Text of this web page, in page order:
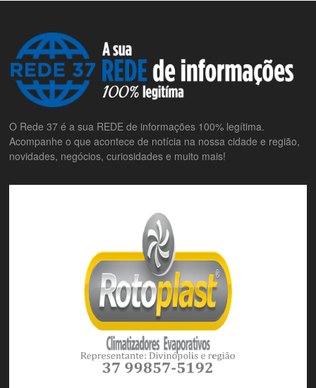
O Rede 37 é a sua REDE de informações 100% legítima.
Acompanhe o que acontece de notícia na nossa cidade e região,
novidades, negócios, curiosidades e muito mais!